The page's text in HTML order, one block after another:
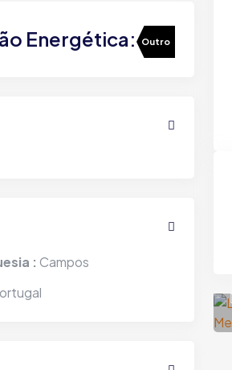
Energética: Outro
: Campos